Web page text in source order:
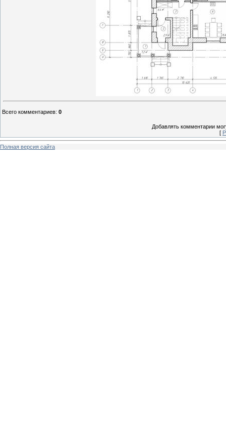
Всего комментариев: 0
Добавлять комментарии
[
Полная версия сайта